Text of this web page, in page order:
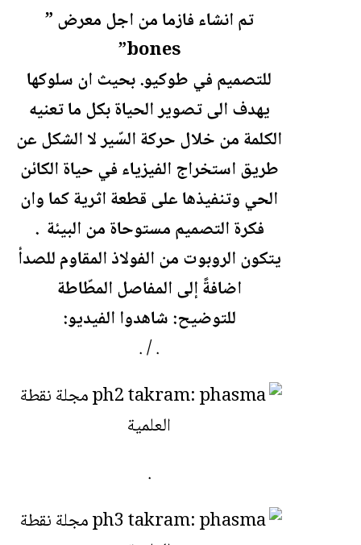
تم انشاء فازما من اجل معرض ”
bones”
للتصميم في طوكيو. بحيث ان سلوكها
يهدف الى تصوير الحياة بكل ما تعنيه
الكلمة من خلال حركة السّير لا الشكل عن
طريق استخراج الفيزياء في حياة الكائن
الحي وتنفيذها على قطعة اثرية كما وان
فكرة التصميم مستوحاة من البيئة .
يتكون الروبوت من الفولاذ المقاوم للصدأ
اضافةً إلى المفاصل المطّاطة
للتوضيح: شاهدوا الفيديو:
. / .
.